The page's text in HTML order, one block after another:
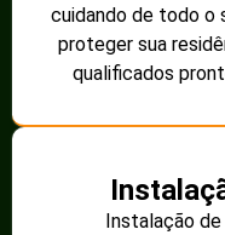
cuidando de todo o
proteger sua
qualificados
Instalação